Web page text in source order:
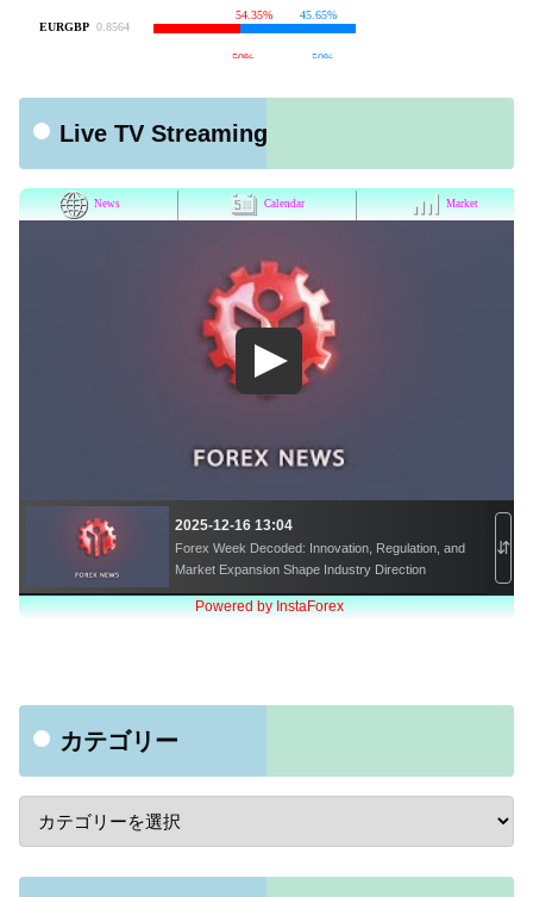
Live TV Streaming
カテゴリー